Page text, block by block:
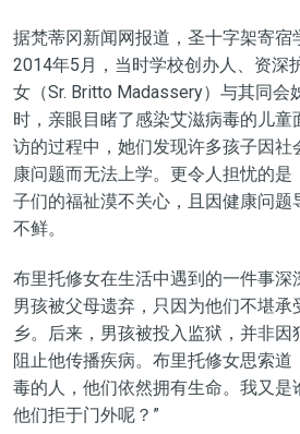
据梵蒂冈新闻网报道，圣十字架寄宿
2014年5月，当时学校创办人、资深
女（Sr. Britto Madassery）与其同会
时，亲眼目睹了感染艾滋病毒的儿童
访的过程中，她们发现许多孩子因社
康问题而无法上学。更令人担忧的
子们的福祉漠不关心，且因健康问题
不鲜。
布里托修女在生活中遇到的一件事深
男孩被父母遗弃，只因为他们不堪承
乡。后来，男孩被投入监狱，并非因
阻止他传播疾病。布里托修女思索道
毒的人，他们依然拥有生命。我又是
他们拒于门外呢？”